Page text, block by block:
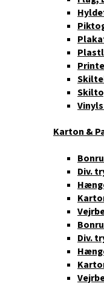
Karton &
Div.
Div.